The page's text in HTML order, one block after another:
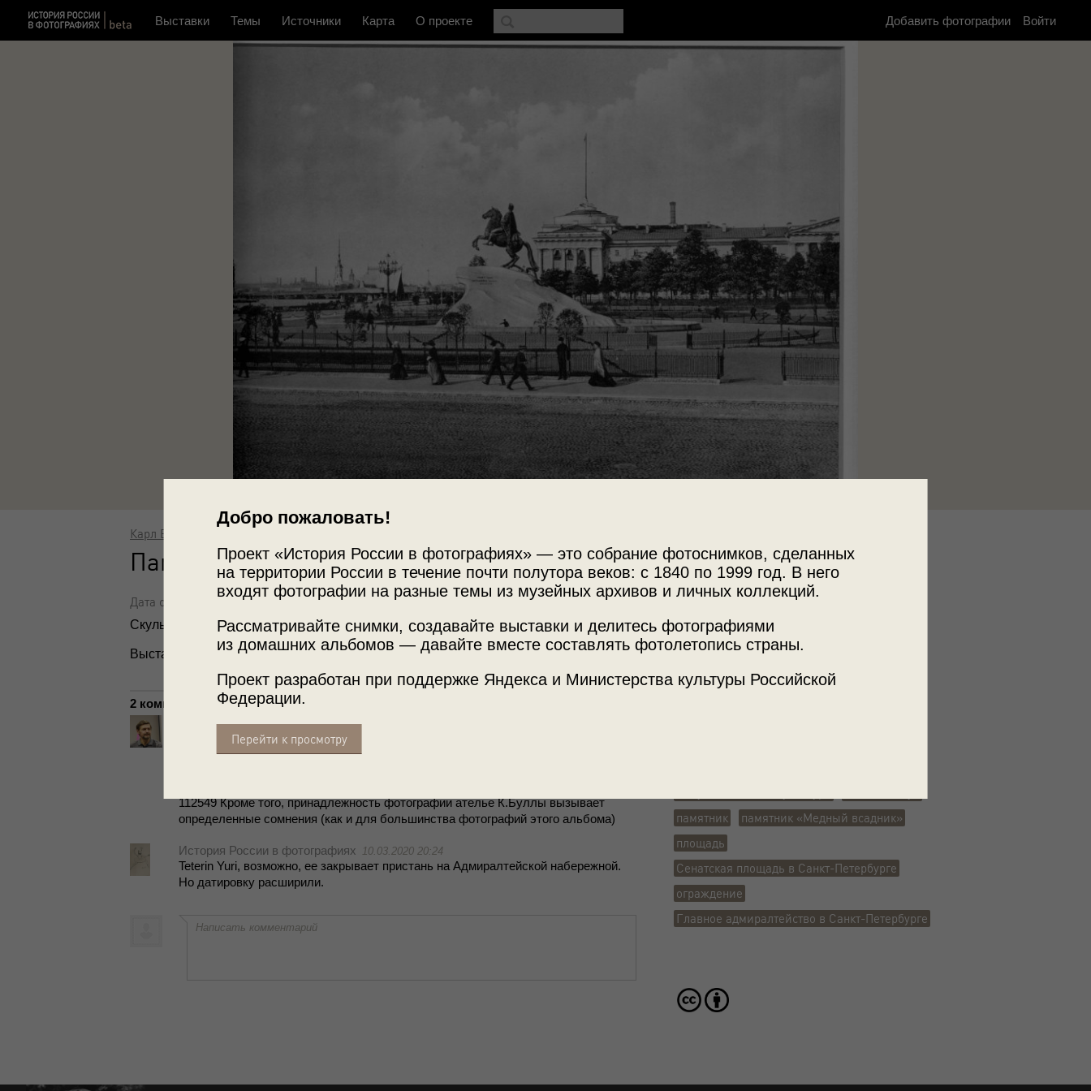
Добро пожаловать!
Проект «История России в фотографиях» — это собрание фотоснимков, сделанных
на территории России в течение почти полутора веков: с 1840 по 1999 год. В него
входят фотографии на разные темы из музейных архивов и личных коллекций.
Рассматривайте снимки, создавайте выставки и делитесь фотографиями
из домашних альбомов — давайте вместе составлять фотолетопись страны.
Проект разработан при поддержке Яндекса и Министерства культуры Российской
Федерации.
Перейти к просмотру
Выставки Темы Источники Карта О проекте Добавить фотографии Войти
МАММ / МДФ
Место съемки
г. Санкт-Петербург
Сенатская пл.
памятник
памятник «Медный всадник»
площадь
Сенатская площадь в Санкт-Петербурге
ограждение
Главное адмиралтейство в Санкт-Петербурге
Карл Булла
Памятник Петру Великому
Дата съемки: 1906 - 1913
Скульптор Этьен Морис Фальконе.
Выставка «Медный всадник», видео«Не медный всадник»с этим снимком.
2 комментария
Teterin Yuri 15.10.2016 12:56
Сни­мок сде­лан точ­но не позд­нее 1907 г., ско­рее все­го в 1905-1907: с это­го ра­кур­
са сра­зу пра­вее гла­вы Пет­ро­пав­лов­ско­го со­бо­ра долж­на быть вид­на Ве­ли­ко­кня­
112549 Кро­ме того, при­над­леж­ность фо­то­гра­фии ате­лье К.Бул­лы вы­зы­ва­ет
опре­де­лен­ные со­мне­ния (как и для боль­шин­ства фо­то­гра­фий это­го аль­бо­ма)
История России в фотографиях 10.03.2020 20:24
Teterin Yuri, воз­мож­но, ее за­кры­ва­ет при­стань на Ад­ми­рал­тей­ской на­бе­реж­ной.
Но да­ти­ров­ку рас­ши­ри­ли.
Написать комментарий